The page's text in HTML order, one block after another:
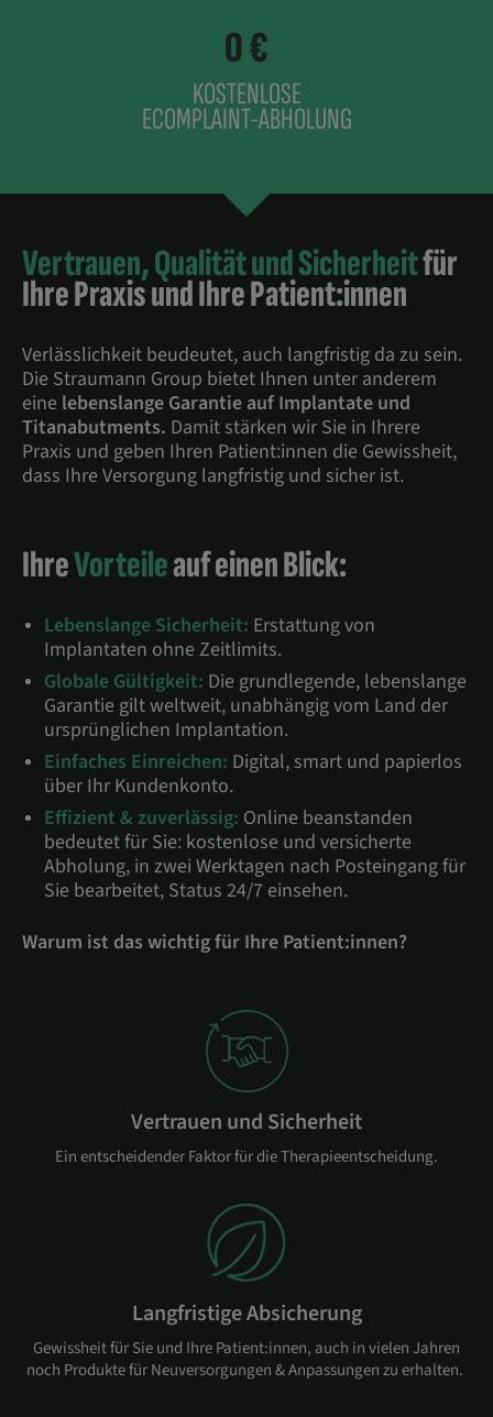
0 €
KOSTENLOSE
ECOMPLAINT-ABHOLUNG
Vertrauen, Qualität und Sicherheitfür
Ihre Praxis und Ihre Patient:innen
Verlässlichkeit beudeutet, auch langfristig da zu sein.
Die Straumann Group bietet Ihnen unter anderem
eine lebenslange Garantie auf Implantate und
Titanabutments. Damit stärken wir Sie in Ihrere
Praxis und geben Ihren Patient:innen die Gewissheit,
dass Ihre Versorgung langfristig und sicher ist.
IhreVorteileauf einen Blick:
Lebenslange Sicherheit: Erstattung von
Implantaten ohne Zeitlimits.
Globale Gültigkeit: Die grundlegende, lebenslange
Garantie gilt weltweit, unabhängig vom Land der
ursprünglichen Implantation.
Einfaches Einreichen: Digital, smart und papierlos
über Ihr Kundenkonto.
Effizient & zuverlässig: Online beanstanden
bedeutet für Sie: kostenlose und versicherte
Abholung, in zwei Werktagen nach Posteingang für
Sie bearbeitet, Status 24/7 einsehen.
Warum ist das wichtig für Ihre Patient:innen?
Vertrauen und Sicherheit
Ein entscheidender Faktor für die Therapieentscheidung.
Langfristige Absicherung
Gewissheit für Sie und Ihre Patient:innen, auch in vielen Jahren
noch Produkte für Neuversorgungen & Anpassungen zu erhalten.